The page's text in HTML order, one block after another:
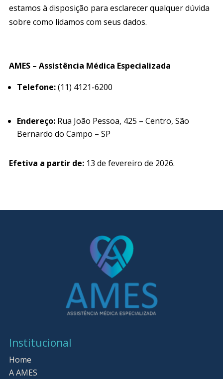
estamos à disposição para esclarecer qualquer dúvida
sobre como lidamos com seus dados.
AMES – Assistência Médica Especializada
Telefone:(11) 4121-6200
Endereço:Rua João Pessoa, 425 – Centro, São
Bernardo do Campo – SP
Efetiva a partir de:13 de fevereiro de 2026.
Institucional
Home
A AMES